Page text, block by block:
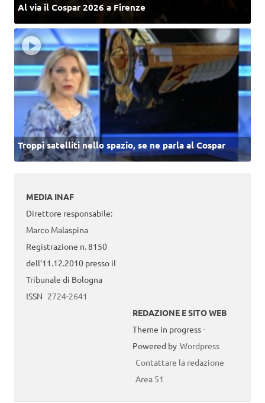
Al via il Cospar 2026 a Firenze
Troppi satelliti nello spazio, se ne parla al Cospar
MEDIA INAF
Direttore responsabile:
Marco Malaspina
Registrazione n. 8150
dell’11.12.2010 presso il
Tribunale di Bologna
ISSN 2724-2641
REDAZIONE E SITO WEB
Theme in progress -
Powered by Wordpress
Contattare la redazione
Area 51